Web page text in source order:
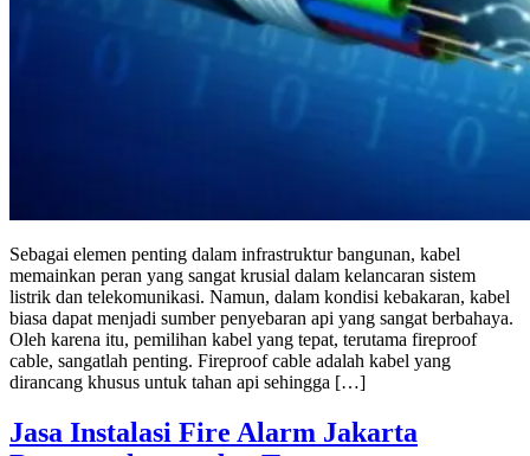
Sebagai elemen penting dalam infrastruktur bangunan, kabel
memainkan peran yang sangat krusial dalam kelancaran sistem
listrik dan telekomunikasi. Namun, dalam kondisi kebakaran, kabel
biasa dapat menjadi sumber penyebaran api yang sangat berbahaya.
Oleh karena itu, pemilihan kabel yang tepat, terutama fireproof
cable, sangatlah penting. Fireproof cable adalah kabel yang
dirancang khusus untuk tahan api sehingga […]
Jasa Instalasi Fire Alarm Jakarta